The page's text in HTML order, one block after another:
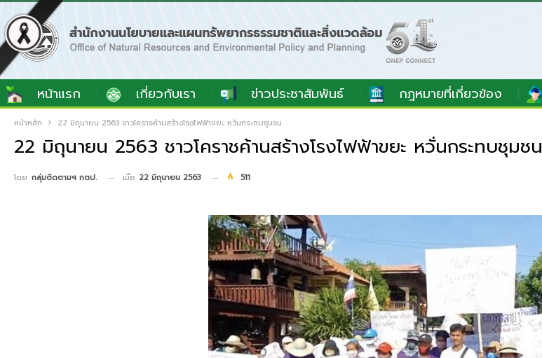
หน้าแรก เกี่ยวกับเรา ข่าวประชาสัมพันธ์ กฎหมายที่เกี่ยวข้อง
หน้าหลัก 22 มิถุนายน 2563 ชาวโคราชค้านสร้างโรงไฟฟ้าขยะ หวั่นกระทบชุมชน
22 มิถุนายน 2563 ชาวโคราชค้านสร้างโรงไฟฟ้าขยะ หวั่นกระทบชุมชน
โดย กลุ่มติดตามฯ กตป. เมื่อ 22 มิถุนายน 2563 511